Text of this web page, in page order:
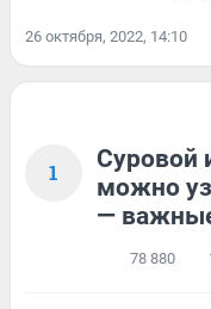
26 октября, 2022, 14:10
1
Суровой
можно
—
78 880